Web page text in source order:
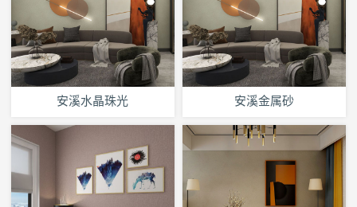
安溪水晶珠光 安溪金属砂